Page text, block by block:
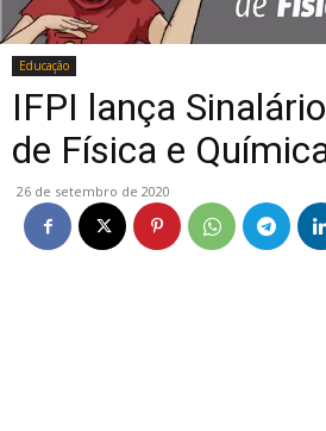
Educação
IFPI lança
de Física e
26 de setembro de 2020